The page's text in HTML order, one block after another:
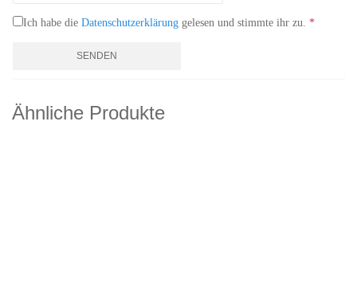
Ich habe die Datenschutzerklärung gelesen und stimmte ihr zu. *
Ähnliche Produkte